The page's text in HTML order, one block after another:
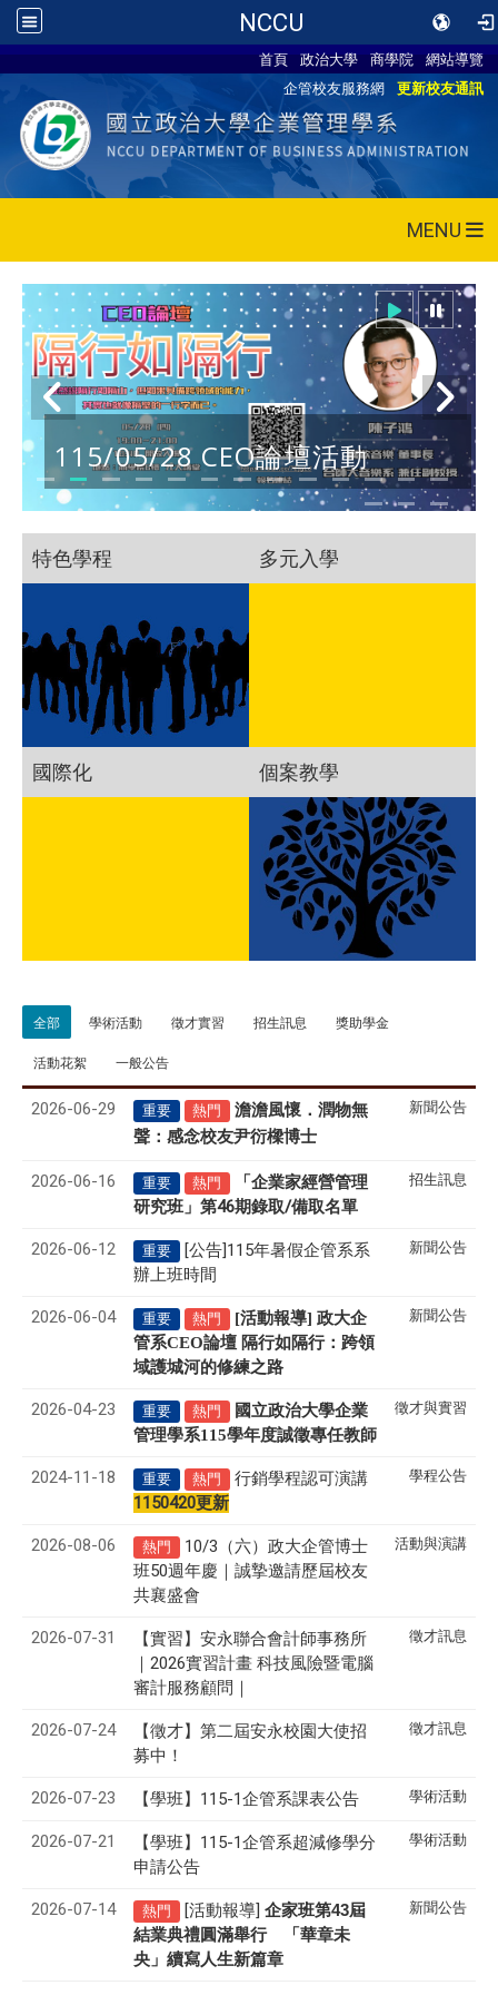
NCCU
首頁 政治大學 商學院
網站導覽
企管校友服務網
更新校友通訊
MENU
115/05/28 CEO論壇活動
特色學程 多元入學
國際化 個案教學
全部 學術活動 徵才實習 招生訊息 獎助學金
活動花絮 一般公告
2026-06-29 重要 熱門
澹澹風懷．潤物無
聲 ： 感念校友尹衍樑博士
新聞公告
2026-06-16 重要 熱門
「企業家經營管理
研究班」第46期錄取/備取名單
招生訊息
2026-06-12 重要
[公告]115年暑假企管系系
辦上班時間
新聞公告
2026-06-04 重要 熱門
[活動報導] 政大企
管系CEO論壇 隔行如隔行：跨領
域護城河的修練之路
新聞公告
2026-04-23 重要 熱門
國立政治大學企業
管理學系115學年度誠徵專任教師
徵才與實習
2024-11-18 重要 熱門
行銷學程認可演講
1150420更新
學程公告
2026-08-06 熱門
10/3（六）政大企管博士
班50週年慶｜誠摯邀請歷屆校友
共襄盛會
活動與演講
2026-07-31
【實習】安永聯合會計師事務所
｜2026實習計畫 科技風險暨電腦
審計服務顧問｜
徵才訊息
2026-07-24 【徵才】 第二屆安永校園大使招
募中！
徵才訊息
2026-07-23 【學班】115-1企管系課表公告 學術活動
2026-07-21
【學班】115-1企管系超減修學分
申請公告
學術活動
2026-07-14 熱門 [活動報導] 企家班第43屆
結業典禮圓滿舉行 「華章未
央」續寫人生新篇章
新聞公告